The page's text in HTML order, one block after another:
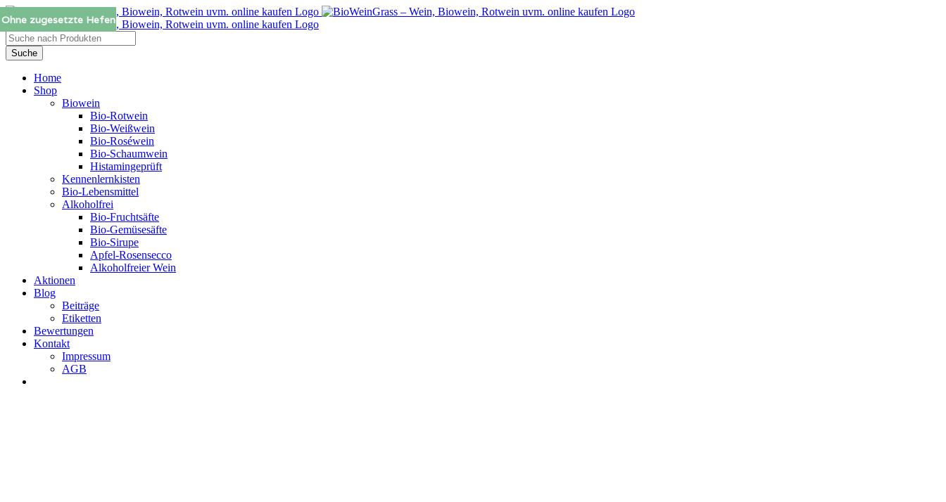
Zum
Inhalt
springen
Products
search
Suche
Home
Shop
Biowein
Bio-Rotwein
Bio-Weißwein
Bio-Roséwein
Bio-Schaumwein
Histamingeprüft
Kennenlernkisten
Bio-Lebensmittel
Alkoholfrei
Bio-Fruchtsäfte
Bio-Gemüsesäfte
Bio-Sirupe
Apfel-Rosensecco
Alkoholfreier Wein
Aktionen
Blog
Beiträge
Etiketten
Bewertungen
Kontakt
Impressum
AGB
Vegan
Vegan
Ohne zugesetzte Hefen